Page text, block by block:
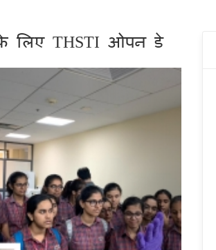
के लिए THSTI ओपन डे
Next